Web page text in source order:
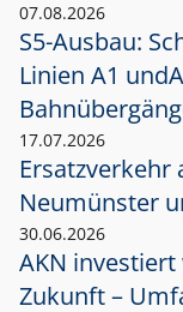
07.08.2026
S5-Ausbau:
Linien A1 und
17.07.2026
Ersatzverkehr
Neumünster
30.06.2026
AKN
Zukunft –